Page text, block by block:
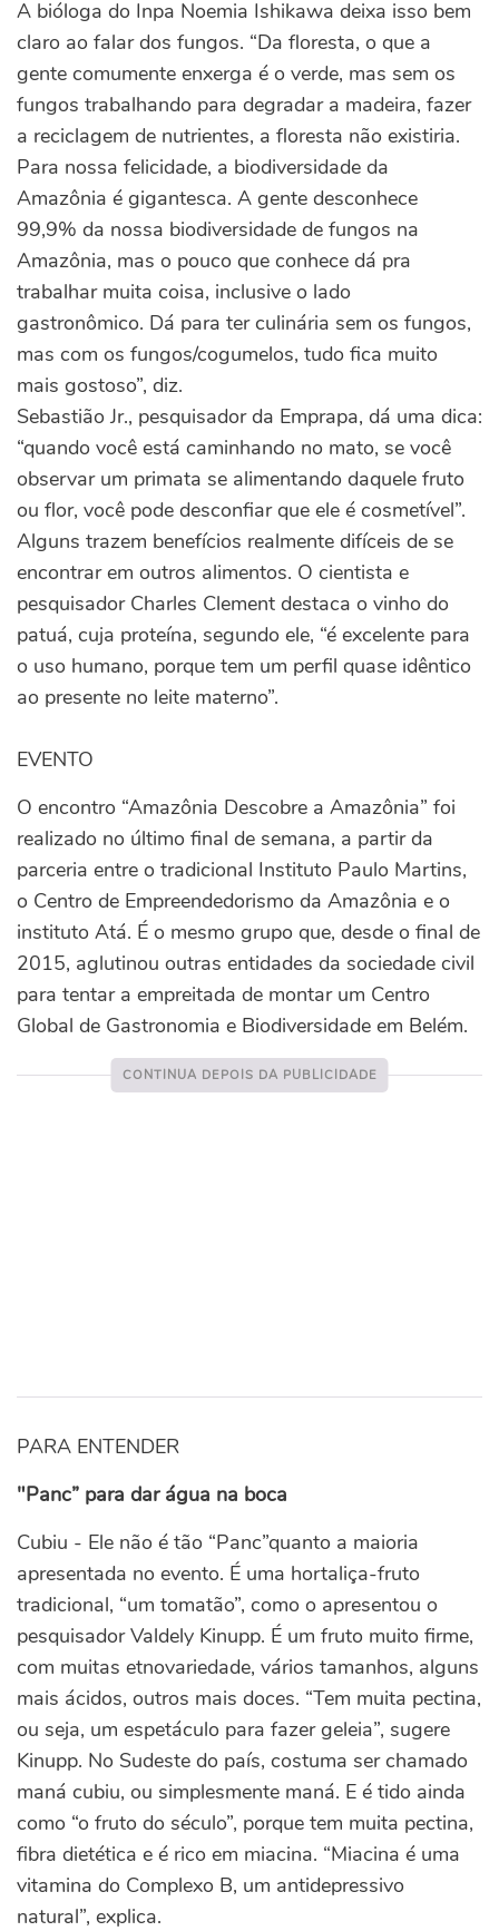
A bióloga do Inpa Noemia Ishikawa deixa isso bem
claro ao falar dos fungos. “Da floresta, o que a
gente comumente enxerga é o verde, mas sem os
fungos trabalhando para degradar a madeira, fazer
a reciclagem de nutrientes, a floresta não existiria.
Para nossa felicidade, a biodiversidade da
Amazônia é gigantesca. A gente desconhece
99,9% da nossa biodiversidade de fungos na
Amazônia, mas o pouco que conhece dá pra
trabalhar muita coisa, inclusive o lado
gastronômico. Dá para ter culinária sem os fungos,
mas com os fungos/cogumelos, tudo fica muito
mais gostoso”, diz.
Sebastião Jr., pesquisador da Emprapa, dá uma dica:
“quando você está caminhando no mato, se você
observar um primata se alimentando daquele fruto
ou flor, você pode desconfiar que ele é cosmetível”.
Alguns trazem benefícios realmente difíceis de se
encontrar em outros alimentos. O cientista e
pesquisador Charles Clement destaca o vinho do
patuá, cuja proteína, segundo ele, “é excelente para
o uso humano, porque tem um perfil quase idêntico
ao presente no leite materno”.
EVENTO
O encontro “Amazônia Descobre a Amazônia” foi
realizado no último final de semana, a partir da
parceria entre o tradicional Instituto Paulo Martins,
o Centro de Empreendedorismo da Amazônia e o
instituto Atá. É o mesmo grupo que, desde o final de
2015, aglutinou outras entidades da sociedade civil
para tentar a empreitada de montar um Centro
Global de Gastronomia e Biodiversidade em Belém.
PARA ENTENDER
"Panc” para dar água na boca
Cubiu - Ele não é tão “Panc”quanto a maioria
apresentada no evento. É uma hortaliça-fruto
tradicional, “um tomatão”, como o apresentou o
pesquisador Valdely Kinupp. É um fruto muito firme,
com muitas etnovariedade, vários tamanhos, alguns
mais ácidos, outros mais doces. “Tem muita pectina,
ou seja, um espetáculo para fazer geleia”, sugere
Kinupp. No Sudeste do país, costuma ser chamado
maná cubiu, ou simplesmente maná. E é tido ainda
como “o fruto do século”, porque tem muita pectina,
fibra dietética e é rico em miacina. “Miacina é uma
vitamina do Complexo B, um antidepressivo
natural”, explica.